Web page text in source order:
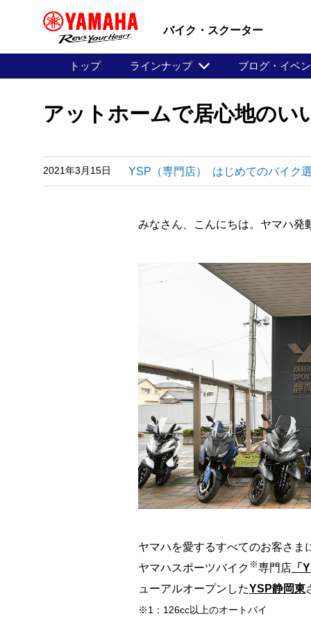
バイク・スクーター
トップ ラインナップ ブログ・イベ
アットホームで居心地のい
2021年3月15日 YSP（専門店） はじめてのバイク
みなさん、こんにちは。ヤマハ発
ヤマハを愛するすべてのお客さま
ヤマハスポーツバイク ※専門店「
ューアルオープンしたYSP静岡東
※1：126cc以上のオートバイ